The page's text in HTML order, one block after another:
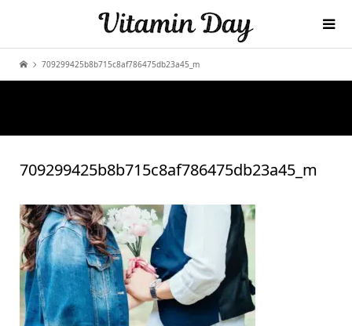
709299425b8b715c8af786475db23a45_m
709299425b8b715c8af786475db23a45_m